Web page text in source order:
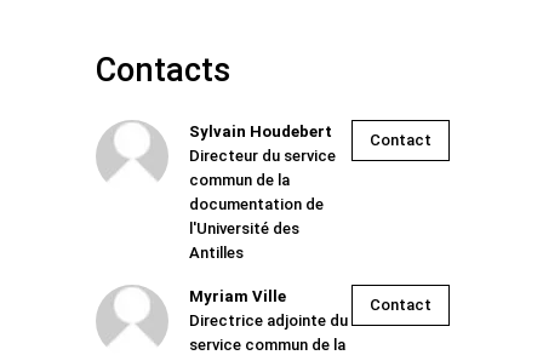
Contacts
Sylvain Houdebert
Directeur du service
commun de la
documentation de
l'Université des
Antilles
Contact
Myriam Ville
Directrice adjointe du
service commun de la
Contact